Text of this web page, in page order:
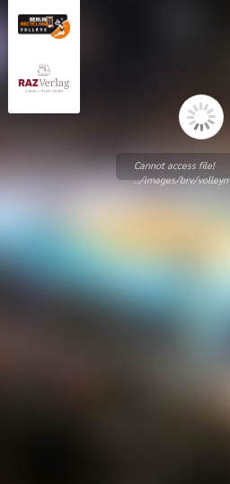
Cannot access file!
../images/brv/